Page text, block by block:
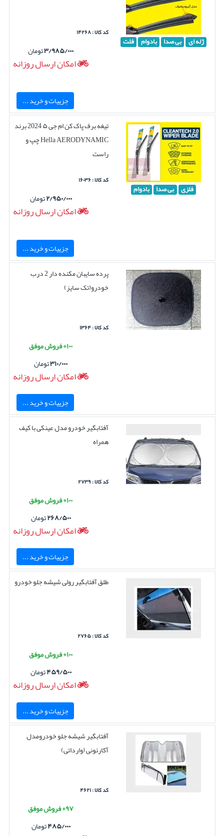
ژله ای بی صدا بادوام فلت
کد کالا : ۱۴۲۶۸
۳/۹۸۵/۰۰۰تومان
امکان ارسال روزانه
جزییات و خرید ...
فلزی بی صدا بادوام
تیغه برف پاک کن ام جی ۵ 2024 برند
Hella AERODYNAMIC چپ و
راست
کد کالا : ۱۶۰۳۶
۲/۹۵۰/۰۰۰تومان
امکان ارسال روزانه
جزییات و خرید ...
پرده سایبان مکنده دار 2 درب
خودرو(تک سایز)
کد کالا : ۱۳۶۴
۱۰۰+ فروش موفق
۳۱۰/۰۰۰تومان
امکان ارسال روزانه
جزییات و خرید ...
آفتابگیر خودرو مدل عینکی با کیف
همراه
کد کالا : ۲۷۳۹
۱۰۰+ فروش موفق
۲۶۸/۵۰۰تومان
امکان ارسال روزانه
جزییات و خرید ...
طلق آفتابگیر رولی شیشه جلو خودرو
کد کالا : ۲۷۶۵
۱۰۰+ فروش موفق
۴۵۹/۵۰۰تومان
امکان ارسال روزانه
جزییات و خرید ...
آفتابگیر شیشه جلو خودرومدل
آکارئونی (وارداتی)
کد کالا : ۴۶۲۱
۹۷+ فروش موفق
۴۸۵/۰۰۰تومان